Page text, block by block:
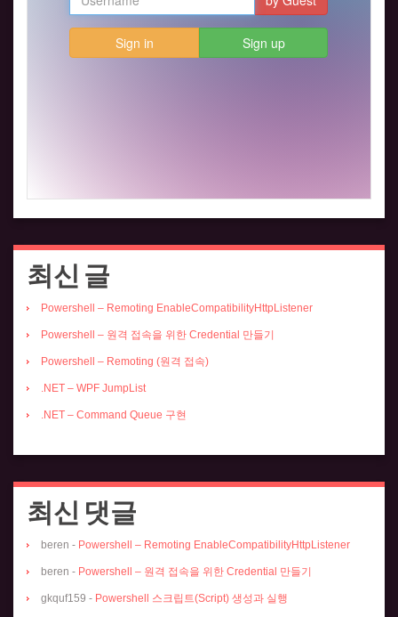
최신 글
Powershell – Remoting EnableCompatibilityHttpListener
Powershell – 원격 접속을 위한 Credential 만들기
Powershell – Remoting (원격 접속)
.NET – WPF JumpList
.NET – Command Queue 구현
최신 댓글
beren - Powershell – Remoting EnableCompatibilityHttpListener
beren - Powershell – 원격 접속을 위한 Credential 만들기
gkquf159 - Powershell 스크립트(Script) 생성과 실행